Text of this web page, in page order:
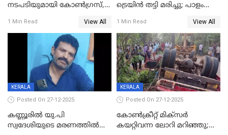
നടപടിയുമായി കോണ്‍ഗ്രസ്,
എട്ട് പേര്‍ ഉള്‍പ്പെടെ
പത്തുപേരെ പുറത്താക്കി,
ചൊവ്വന്നൂരിലും നടപടി
1 Min Read View All
ട്രെയിൻ തട്ടി മരിച്ചു; പാളം
അപകടം മലപ്പുറത്ത്
1 Min Read View All
KERALA
Posted On 27-12-2025
കണ്ണൂരിൽ യു.പി
സ്വദേശിയുടെ മരണത്തിൽ
KERALA
Posted On 27-12-2025
കോണ്‍ക്രീറ്റ് മിക്‌സര്‍
കയറ്റിവന്ന ലോറി മറിഞ്ഞു;